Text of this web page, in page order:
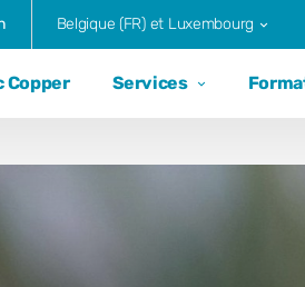
Copper Services
Belgique (FR) et Luxembourg